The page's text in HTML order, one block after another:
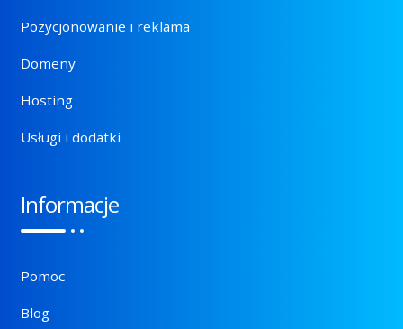
Pozycjonowanie i reklama
Domeny
Hosting
Usługi i dodatki
Informacje
Pomoc
Blog